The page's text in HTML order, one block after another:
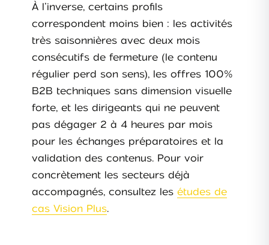
À l’inverse, certains profils
correspondent moins bien : les activités
très saisonnières avec deux mois
consécutifs de fermeture (le contenu
régulier perd son sens), les offres 100%
B2B techniques sans dimension visuelle
forte, et les dirigeants qui ne peuvent
pas dégager 2 à 4 heures par mois
pour les échanges préparatoires et la
validation des contenus. Pour voir
concrètement les secteurs déjà
accompagnés, consultez les études de
cas Vision Plus.